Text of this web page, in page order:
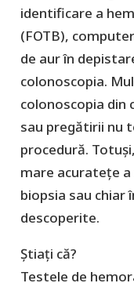
identificare a
(FOTB),
de aur în
colonoscopia.
colonoscopia din
sau pregătirii nu
procedură.
mare acuratețe
biopsia sau
descoperite.
Știați că?
Testele de